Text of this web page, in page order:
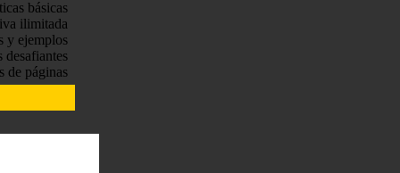
básicas
ilimitada
y ejemplos
desafiantes
de páginas